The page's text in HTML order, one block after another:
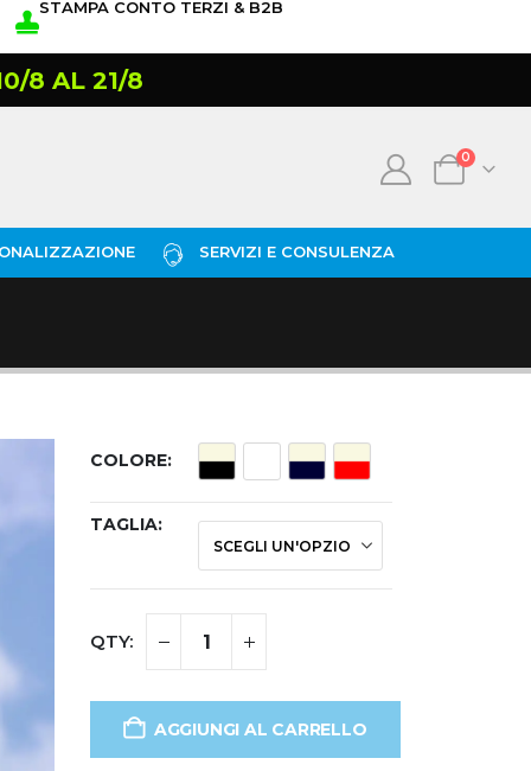
STAMPA CONTO TERZI & B2B
8 AL 21/8
0
SERVIZI E CONSULENZA
COLORE
TAGLIA
AGGIUNGI AL CARRELLO